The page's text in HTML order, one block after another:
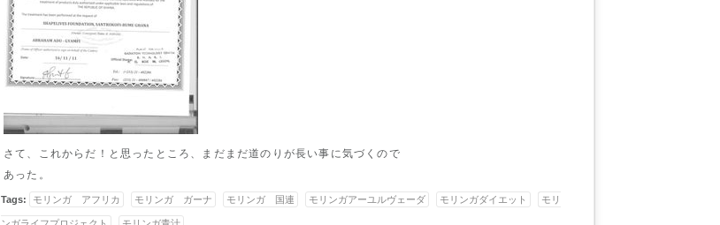
さて、これからだ！と思ったところ、まだまだ道のりが長い事に気づくので
あった。
Tags: モリンガ アフリカ モリンガ ガーナ モリンガ 国連 モリンガアーユルヴェーダ モリンガダイエット モリ